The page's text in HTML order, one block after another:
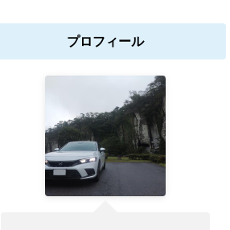
プロフィール